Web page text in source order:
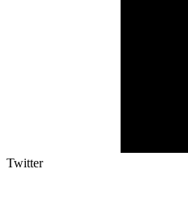
Twitter